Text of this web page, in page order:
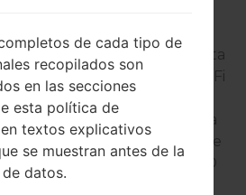
jack y soportan Bluetooth
tienen la tecnología de
El puerto USB soporta
como Wi-Fi 802.11 b/g/n, Wi-Fi
usa la pantalla de 7.0
pantalla-cuerpo) con la
píxeles (~170 densidad de
y el tipo de pantalla PLS LCD
de cada tipo de
recopilados son
en las secciones
esta política de
textos explicativos
se muestran antes de la
datos.